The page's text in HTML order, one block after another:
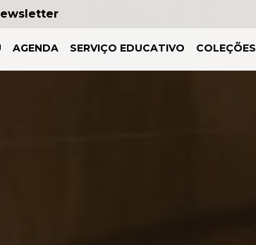
AGENDA SERVIÇO EDUCATIVO COLEÇÕES